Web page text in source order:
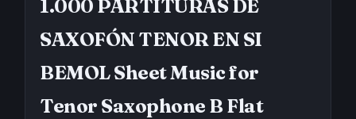
1.000 PARTITURAS DE
SAXOFÓN TENOR EN SI
BEMOLSheet Music for
Tenor Saxophone B Flat